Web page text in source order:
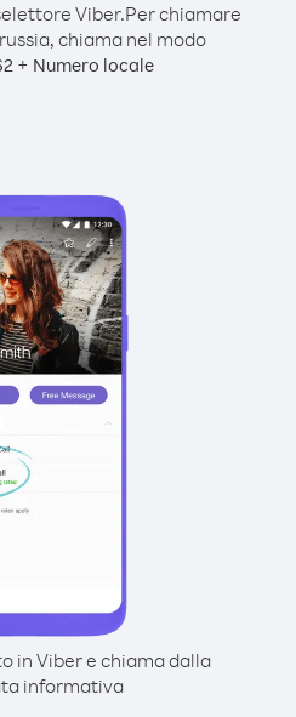
Viber.Per chiamare
chiama nel modo
+ Numero locale
in Viber e chiama dalla
informativa